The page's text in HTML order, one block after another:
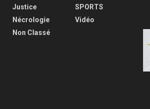
Justice
Nécrologie
Non Classé
SPORTS
Vidéo